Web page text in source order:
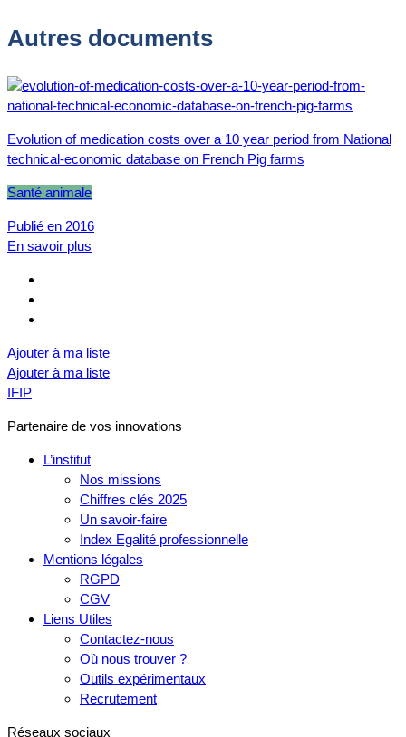
Autres documents
Evolution of medication costs over a 10 year period from National
technical-economic database on French Pig farms
Santé animale
Publié en 2016
En savoir plus
Ajouter à ma liste
Ajouter à ma liste
IFIP
Partenaire de vos innovations
L’institut
Nos missions
Chiffres clés 2025
Un savoir-faire
Index Egalité professionnelle
Mentions légales
RGPD
CGV
Liens Utiles
Contactez-nous
Où nous trouver ?
Outils expérimentaux
Recrutement
Réseaux sociaux